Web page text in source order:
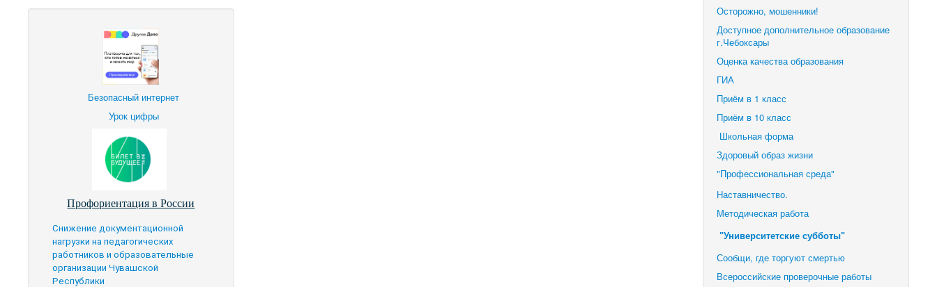
Безопасный интернет
Урок цифры
Профориентация в России
Снижение документационной
нагрузки на педагогических
работников и образовательные
организации Чувашской
Республики
Осторожно, мошенники!
Доступное дополнительное образование
г.Чебоксары
Оценка качества образования
ГИА
Приём в 1 класс
Приём в 10 класс
Школьная форма
Здоровый образ жизни
"Профессиональная среда"
Наставничество.
Методическая работа
"Университетские субботы"
Сообщи, где торгуют смертью
Всероссийские проверочные работы